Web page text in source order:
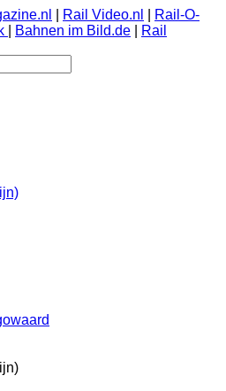
Rail Video.nl
Rail-O-
Bahnen im Bild.de
Rail